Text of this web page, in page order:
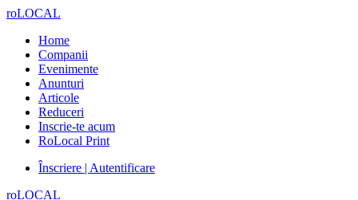
roLOCAL
Home
Companii
Evenimente
Anunturi
Articole
Reduceri
Inscrie-te acum
RoLocal Print
Înscriere | Autentificare
roLOCAL